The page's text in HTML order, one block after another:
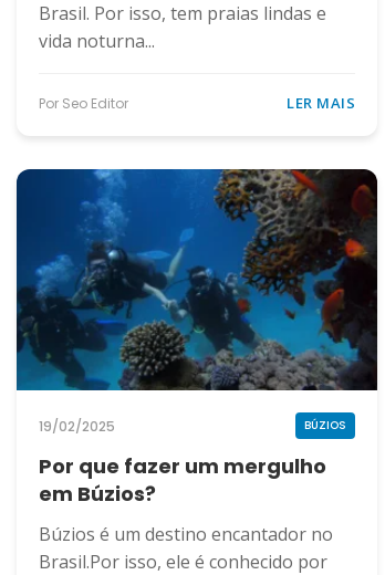
Brasil. Por isso, tem praias lindas e
vida noturna...
Por Seo Editor LER MAIS
19/02/2025 BÚZIOS
Por que fazer um mergulho
em Búzios?
Búzios é um destino encantador no
Brasil.Por isso, ele é conhecido por